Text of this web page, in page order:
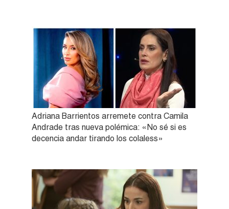
Adriana Barrientos arremete contra Camila
Andrade tras nueva polémica: «No sé si es
decencia andar tirando los colaless»